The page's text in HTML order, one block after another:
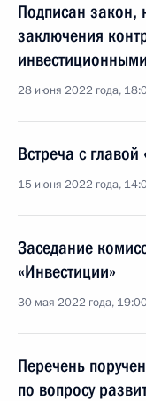
Подписан закон,
заключения
28 июня 2022 года,
Встреча с
15 июня 2022 года,
Заседание
«Инвестиции»
30 мая 2022 года,
Перечень
по вопросу